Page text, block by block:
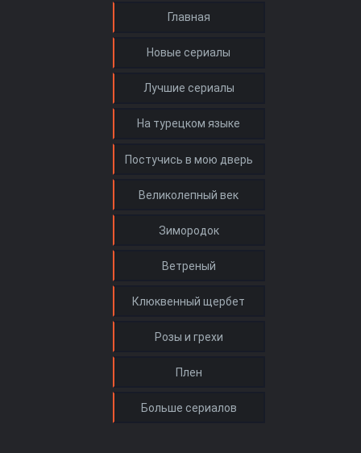
Главная
Новые сериалы
Лучшие сериалы
На турецком языке